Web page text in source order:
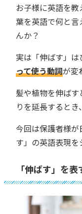
お子様に英語を教
葉を英語で何と
んか？
実は「伸ばす」は
って使う動詞が変
髪や植物を伸ば
りを延長すると
今回は保護者様
す」の英語表現を
「伸ばす」を